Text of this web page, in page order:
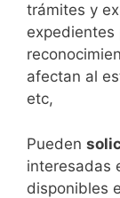
trámites y
expedientes
afectan al
etc,
​Pueden
interesadas
disponibles